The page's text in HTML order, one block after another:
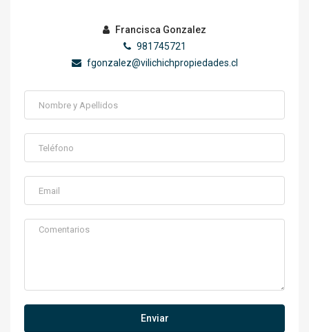
Francisca Gonzalez
981745721
fgonzalez@vilichichpropiedades.cl
Enviar